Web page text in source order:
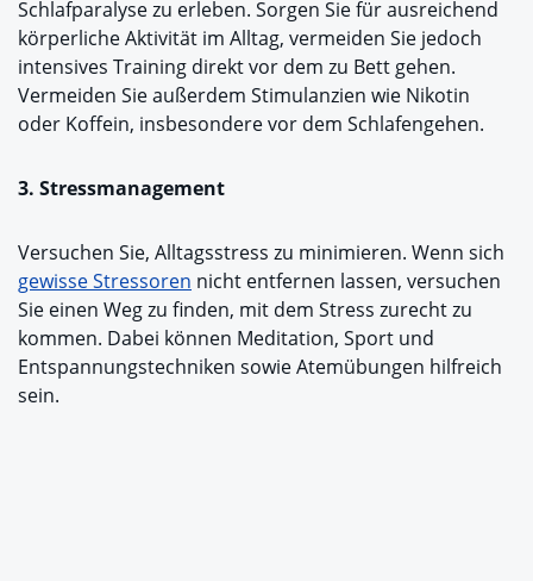
Schlafparalyse zu erleben. Sorgen Sie für ausreichend
körperliche Aktivität im Alltag, vermeiden Sie jedoch
intensives Training direkt vor dem zu Bett gehen.
Vermeiden Sie außerdem Stimulanzien wie Nikotin
oder Koffein, insbesondere vor dem Schlafengehen.
3. Stressmanagement
Versuchen Sie, Alltagsstress zu minimieren. Wenn sich
gewisse Stressoren nicht entfernen lassen, versuchen
Sie einen Weg zu finden, mit dem Stress zurecht zu
kommen. Dabei können Meditation, Sport und
Entspannungstechniken sowie Atemübungen hilfreich
sein.